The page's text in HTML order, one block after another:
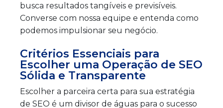
busca resultados tangíveis e previsíveis.
Converse com nossa equipe e entenda como
podemos impulsionar seu negócio.
Critérios Essenciais para
Escolher uma Operação de SEO
Sólida e Transparente
Escolher a parceira certa para sua estratégia
de SEO é um divisor de águas para o sucesso